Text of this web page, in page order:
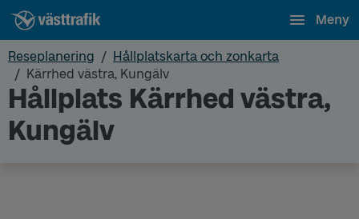
Meny
Reseplanering
Hållplatskarta och zonkarta
Kärrhed västra, Kungälv
Hållplats Kärrhed västra,
Kungälv